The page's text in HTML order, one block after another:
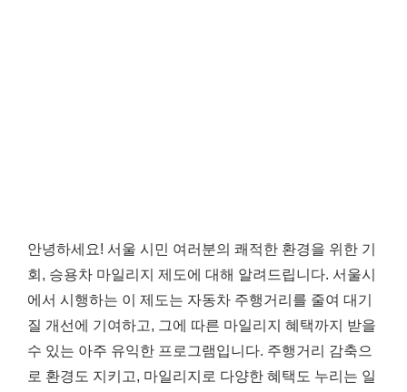
안녕하세요! 서울 시민 여러분의 쾌적한 환경을 위한 기
회, 승용차 마일리지 제도에 대해 알려드립니다. 서울시
에서 시행하는 이 제도는 자동차 주행거리를 줄여 대기
질 개선에 기여하고, 그에 따른 마일리지 혜택까지 받을
수 있는 아주 유익한 프로그램입니다. 주행거리 감축으
로 환경도 지키고, 마일리지로 다양한 혜택도 누리는 일